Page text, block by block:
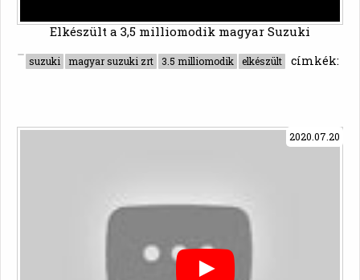
Elkészült a 3,5 milliomodik magyar Suzuki
címkék:
suzuki magyar suzuki zrt 3.5 milliomodik elkészült
2020.07.20